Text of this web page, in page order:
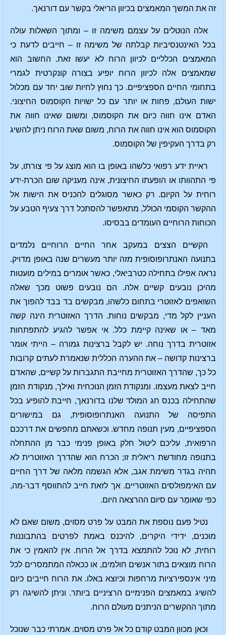
זה את המשך המאמצים בכיוון הריאלי בקשר עם דורנאך.
אלה הנוטלים על עצמם משימה זו – ומתוך השאלות עולה
בכל האינטנסיביות קבלתה של משימה זו – חייבים לדעת כי
המאמצים הכלליים לכיוון הרוח לא יעשו זאת. החשוב הוא
שמאמצים אלה לכיוון הרוח יופיע בצורה קונקרטית לגמרי
בתחומי החיים הספציפיים. כך נחוץ לחיות שוב יחד עם מכלול
ישות העולם, פחות או יותר עם כל ישויות הקוסמוס החיצוני.
האדם אינו חווה כיום את הקוסמוס, ומשום שאינו חווה את
הקוסמוס הוא אינו חווה את הרוח, משום שאת הרוח ניתן להשיג
רק בדרך העקיפין של הקוסמוס.
ראיית ידע רפואי כלשהו באופן בו הוא מוצג על פי צורתו, על
פי התהוותו או הופעתו החיצונית, אינה מעניקה שום הכרת-ידע
רוחית על הקיום. רק כאשר מסוגלים להכניס את הישות אל
ההקשר הקוסמי הכולל, מתאפשר להסתכל דרך צעיף הטבע על
הכוחות הרוחיים העומדים בבסיסו.
הקשיים הצצים במעקב אחר החיים הרוחיים נלמדים
בתנועה האנתרופוסופית מזה יותר מעשרים שנה באופן מדויק.
נראה אפילו בתחילה כטרביאלי, כאשר אומרים במילים מועטות
מהיכן נובעים קשיים אלה. הם נובעים פשוט מכך שאלה
השואפים לאזוטרי בתחום כלשהו, מבקשים בד בבד להפוך את
העניין לקל מדי, מבקשים נוחות. הדרך האזוטרית הינה קשה
מאד – או שאינה קיימת כלל. אי אפשר להגיע להתפתחות
אזוטרית בדרך נוחה. יש לקבל ברצינות גמורה – הייתי אומר
ברצינות קדושה – את ההערה הכללית שנאמרת לעתים קרובות
כל כך, שהדרך האזוטרית מחייבת התגברות על קשיים, שהאדם
חייב לצאת מעצמו. ומנקודת הזמן הנוכחית ואילך, מנקודת הזמן
שהתחילה בכנס חג המולד שלנו בדורנאך, חייבת להופיע בכל
התפיסה של התנועה האנתרופוסופית, גם במישורים
הספציפיים, מעין תנופה מחדש. וכשאתם מחפשים את דרככם
הרפואית, עליכם ליטול חלק באופן פנימי כבר מן ההתחלה
בתנופה מחודשת ריאלית זו; הכרח הוא שהדרך האזוטרית לא
תהיה בגדר משימת אגב, אלא הגשמה מלאה של דרך החיים
עם האימפולסים האזוטריים. אך לזאת חייב להתווסף דבר-מה,
כפי שאומַר עם סיום ההרצאה היום.
נטיל פעם נוספת את המבט על פרט מסוים, משום שאם לא
מוכנים, ידידי היקרים, להיכנס באמת לפרטים בהתבוננות
רוחית, לא נוכל להתמצא בדרך אל הרוח. אין להאמין כי את
הרוח מוצאים בתור אנשים חולמים, או ככאלה המתמסרים לכל
מיני אינספירציות מרחפות וכיוצא באלו. את הרוח חייבים כיום
להשיג במאמצים הפנימיים הרציניים ביותר. וניתן להשיגה רק
מתוך ההקשרים הניתנים מעולם הרוח.
וכאן מכוון המבט קודם כל אל פרט מסוים. אמרתי כבר שנוכל